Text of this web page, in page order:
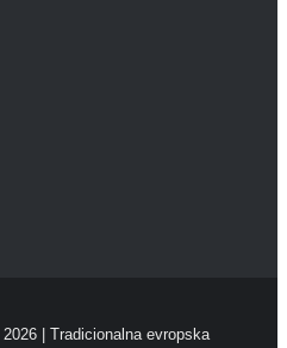
2026 | Tradicionalna evropska